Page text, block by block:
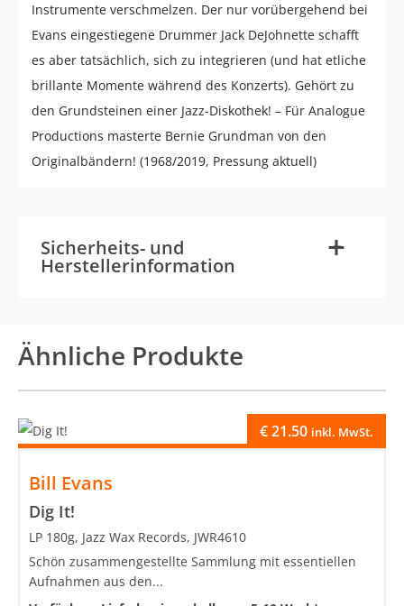
Instrumente verschmelzen. Der nur vorübergehend bei
Evans eingestiegene Drummer Jack DeJohnette schafft
es aber tatsächlich, sich zu integrieren (und hat etliche
brillante Momente während des Konzerts). Gehört zu
den Grundsteinen einer Jazz-Diskothek! – Für Analogue
Productions masterte Bernie Grundman von den
Originalbändern! (1968/2019, Pressung aktuell)
Sicherheits- und
Herstellerinformation +
-
Ähnliche Produkte
Bill Evans
Dig It!
€21.50 inkl. MwSt.
LP 180g, Jazz Wax Records, JWR4610
Schön zusammengestellte Sammlung mit essentiellen
Aufnahmen aus den...